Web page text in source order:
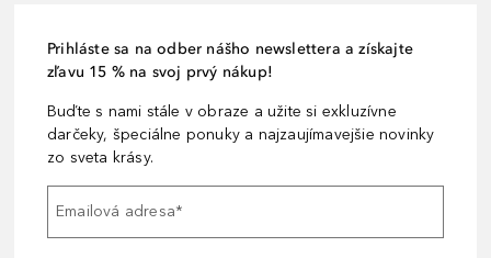
Prihláste sa na odber nášho newslettera a získajte
zľavu 15 % na svoj prvý nákup!
Buďte s nami stále v obraze a užite si exkluzívne
darčeky, špeciálne ponuky a najzaujímavejšie novinky
zo sveta krásy.
Emailová adresa*